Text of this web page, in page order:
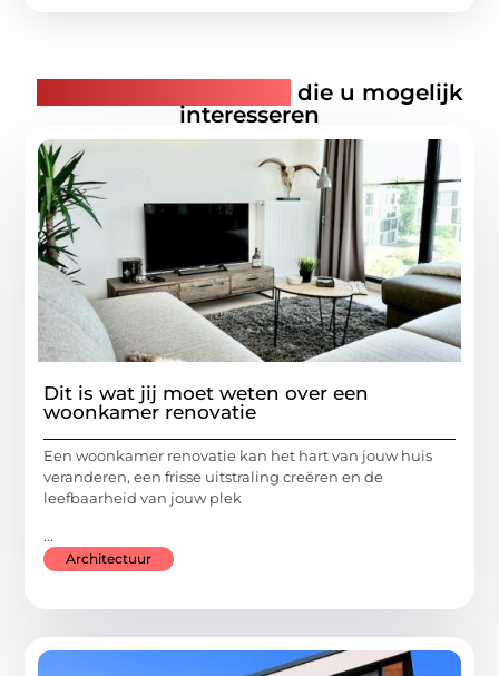
die u mogelijk
interesseren
Dit is wat jij moet weten over een
woonkamer renovatie
Een woonkamer renovatie kan het hart van jouw huis
veranderen, een frisse uitstraling creëren en de
leefbaarheid van jouw plek
...
Architectuur